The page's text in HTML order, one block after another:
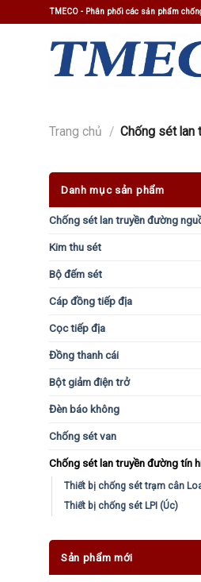
to
TMECO - Phân phối các sản phẩm
Trang chủ / Chống sét lan
Danh mục sản phẩm
Chống sét lan truyền đường
Kim thu sét
Bộ đếm sét
Cáp đồng tiếp địa
Cọc tiếp địa
Đồng thanh cái
Bột giảm điện trở
Đèn báo không
Chống sét van
Chống sét lan truyền đường tín
Thiết bị chống sét trạm cân
Thiết bị chống sét LPI (Úc)
Sản phẩm mới